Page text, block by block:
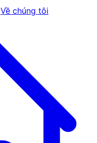
Về chúng tôi